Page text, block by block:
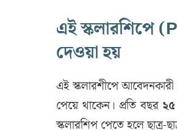
এই স্কলারশিপে
দেওয়া হয়
এই স্কলারশীপে আবেদনকারী
পেয়ে থাকেন। প্রতি বছর ২৫
স্কলারশিপ পেতে হলে ছাত্র-